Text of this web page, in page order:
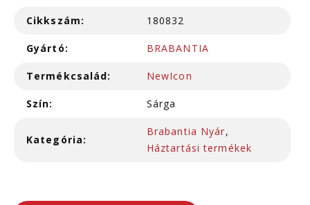
Cikkszám: 180832
Gyártó: BRABANTIA
Termékcsalád: NewIcon
Szín: Sárga
Kategória:
Brabantia Nyár,
Háztartási termékek